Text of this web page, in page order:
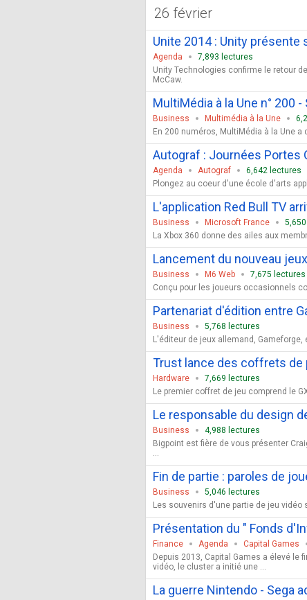
26 février
Unite 2014 : Unity
Agenda
7,893 lectures
Unity Technologies confirme le retour
McCaw.
MultiMédia à la Une n° 200
Business Multimédia à la Une
En 200 numéros, MultiMédia à la Une
Autograf : Journées Portes
Agenda Autograf
6,642 lectures
Plongez au coeur d'une école d'arts
L'application Red Bull TV
Business Microsoft France
La Xbox 360 donne des ailes aux
Lancement du nouveau
Business M6 Web
7,675 lectures
Conçu pour les joueurs occasionnels
Partenariat d'édition entre
Business
5,768 lectures
L'éditeur de jeux allemand,
Trust lance des coffrets de
Hardware
7,669 lectures
Le premier coffret de jeu comprend le
Le responsable du design
Business
4,988 lectures
Bigpoint est fière de vous présenter
...
Fin de partie : paroles de
Business
5,046 lectures
Les souvenirs d'une partie de jeu
Présentation du " Fonds
Finance Agenda Capital Games
Depuis 2013, Capital Games a élevé
vidéo, le cluster a initié une ...
La guerre Nintendo - Sega